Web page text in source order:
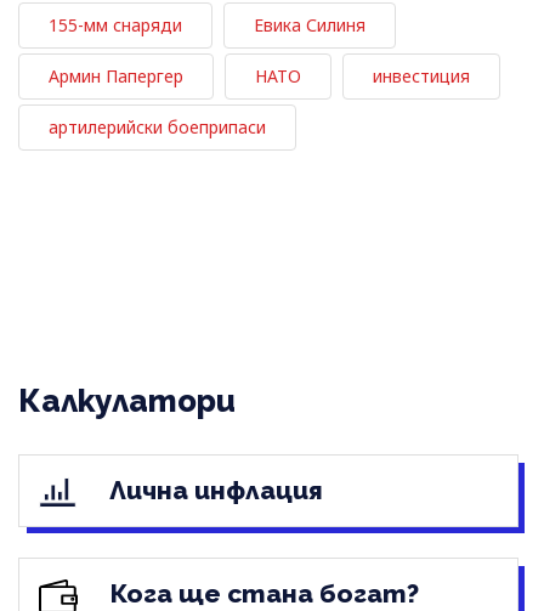
155-мм снаряди Евика Силиня
Армин Папергер НАТО инвестиция
артилерийски боеприпаси
Калкулатори
Лична инфлация
Кога ще стана богат?